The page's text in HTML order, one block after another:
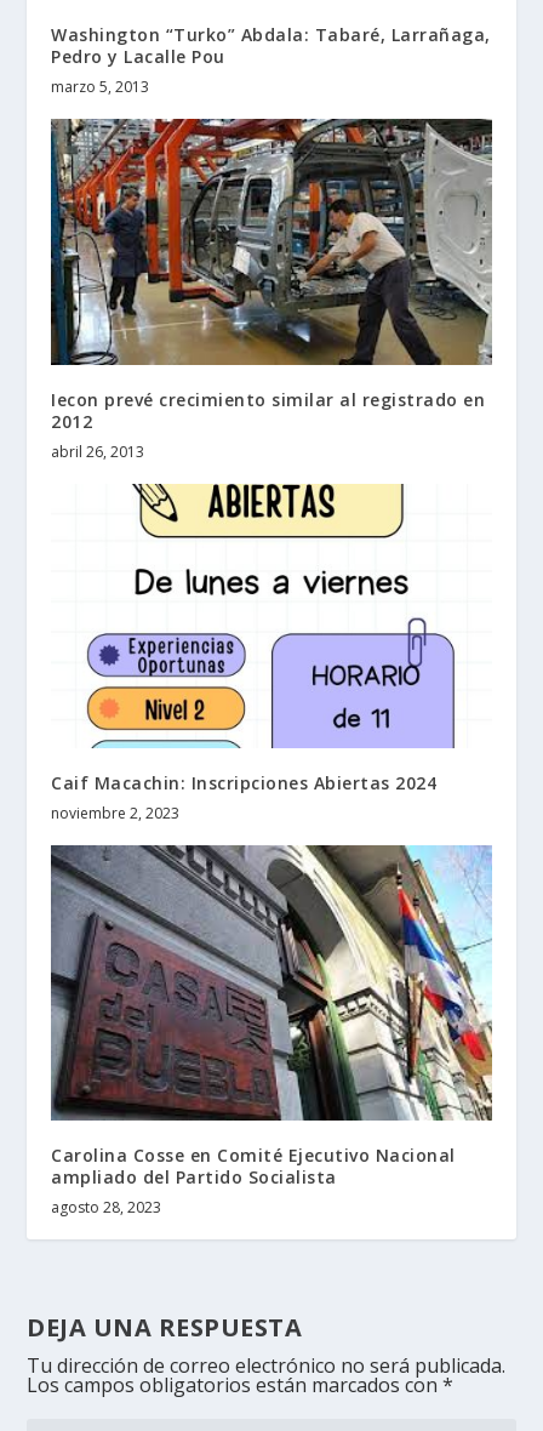
Washington “Turko” Abdala: Tabaré, Larrañaga,
Pedro y Lacalle Pou
marzo 5, 2013
Iecon prevé crecimiento similar al registrado en
2012
abril 26, 2013
Caif Macachin: Inscripciones Abiertas 2024
noviembre 2, 2023
Carolina Cosse en Comité Ejecutivo Nacional
ampliado del Partido Socialista
agosto 28, 2023
DEJA UNA RESPUESTA
Tu dirección de correo electrónico no será publicada.
Los campos obligatorios están marcados con*